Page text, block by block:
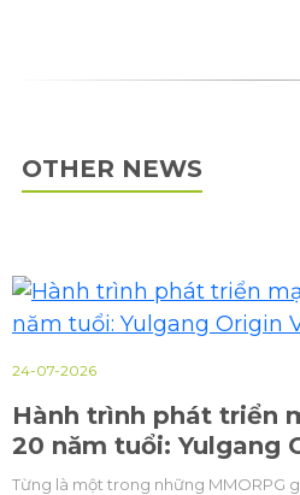
OTHER NEWS
24-07-2026
Hành trình phát triển
20 năm tuổi: Yulgang
khách PC
Từng là một trong những MMORPG